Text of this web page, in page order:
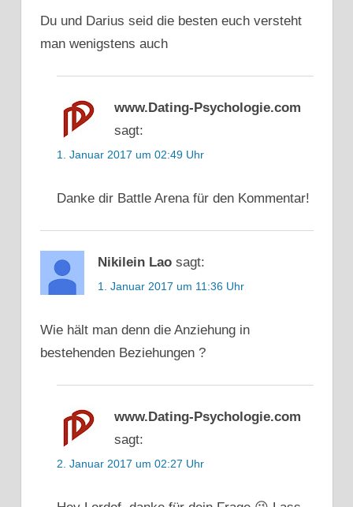
FRAUEN
VERFÜHREN
MEINER
MEINE EX
ZURÜCKKRIEGEN
EX
BEKOMME
ICH MEINE
ZURÜCK
WIE
ICH
ZURÜCK
ZURÜCK
Du und Darius seid die besten euch versteht
man wenigstens auch
www.Dating-Psychologie.com
sagt:
1. Januar 2017 um 02:49 Uhr
Danke dir Battle Arena für den Kommentar!
Nikilein Lao sagt:
1. Januar 2017 um 11:36 Uhr
Wie hält man denn die Anziehung in
bestehenden Beziehungen ?
www.Dating-Psychologie.com
sagt:
2. Januar 2017 um 02:27 Uhr